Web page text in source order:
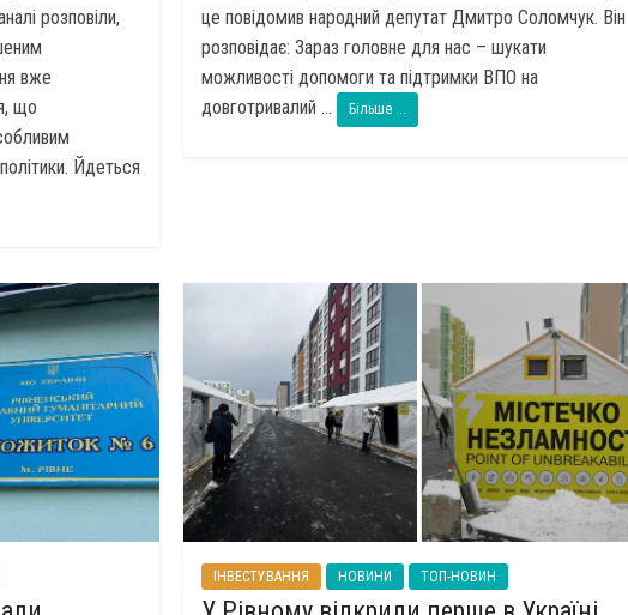
розповіли,
вже
що
Йдеться
це повідомив народний депутат Дмитро Соломчук. Він
розповідає: Зараз головне для нас – шукати
можливості допомоги та підтримки ВПО на
довготривалий ...
Більше ...
ІНВЕСТУВАННЯ НОВИНИ ТОП-НОВИН